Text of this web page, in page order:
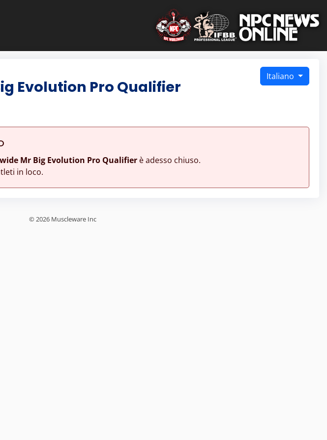
Italiano
Evolution Pro Qualifier
Mr Big Evolution Pro Qualifierè adesso chiuso.
in loco.
© 2026 Muscleware Inc